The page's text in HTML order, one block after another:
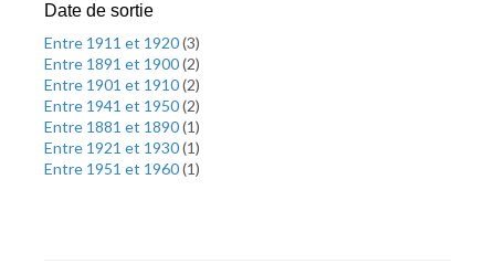
Date de sortie
Entre 1911 et 1920(3)
Entre 1891 et 1900(2)
Entre 1901 et 1910(2)
Entre 1941 et 1950(2)
Entre 1881 et 1890(1)
Entre 1921 et 1930(1)
Entre 1951 et 1960(1)